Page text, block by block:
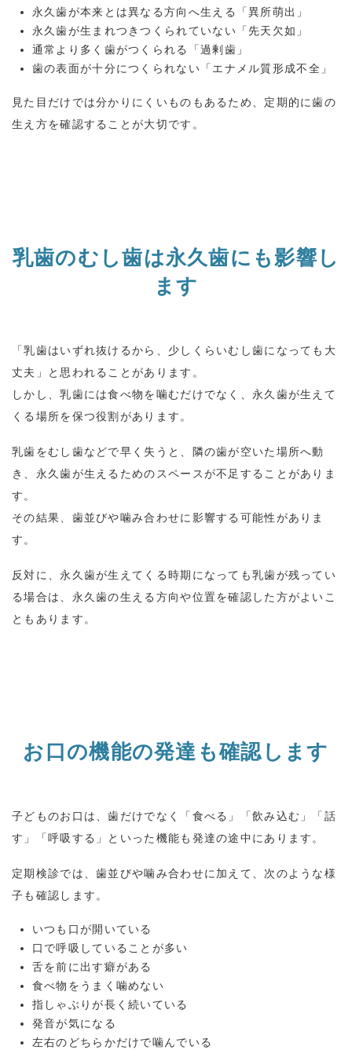
永久歯が本来とは異なる方向へ生える「異所萌出」
永久歯が生まれつきつくられていない「先天欠如」
通常より多く歯がつくられる「過剰歯」
歯の表面が十分につくられない「エナメル質形成不全」
見た目だけでは分かりにくいものもあるため、定期的に歯の
生え方を確認することが大切です。
乳歯のむし歯は永久歯にも影響し
ます
「乳歯はいずれ抜けるから、少しくらいむし歯になっても大
丈夫」と思われることがあります。
しかし、乳歯には食べ物を噛むだけでなく、永久歯が生えて
くる場所を保つ役割があります。
乳歯をむし歯などで早く失うと、隣の歯が空いた場所へ動
き、永久歯が生えるためのスペースが不足することがありま
す。
その結果、歯並びや噛み合わせに影響する可能性がありま
す。
反対に、永久歯が生えてくる時期になっても乳歯が残ってい
る場合は、永久歯の生える方向や位置を確認した方がよいこ
ともあります。
お口の機能の発達も確認します
子どものお口は、歯だけでなく「食べる」「飲み込む」「話
す」「呼吸する」といった機能も発達の途中にあります。
定期検診では、歯並びや噛み合わせに加えて、次のような様
子も確認します。
いつも口が開いている
口で呼吸していることが多い
舌を前に出す癖がある
食べ物をうまく噛めない
指しゃぶりが長く続いている
発音が気になる
左右のどちらかだけで噛んでいる